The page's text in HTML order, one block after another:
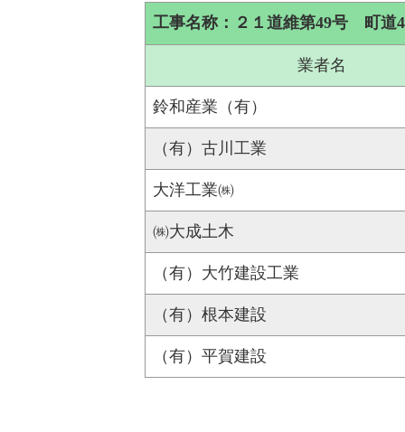
工事名称：２１道維第49号 町道
業者名
鈴和産業（有）
（有）古川工業
大洋工業㈱
㈱大成土木
（有）大竹建設工業
（有）根本建設
（有）平賀建設